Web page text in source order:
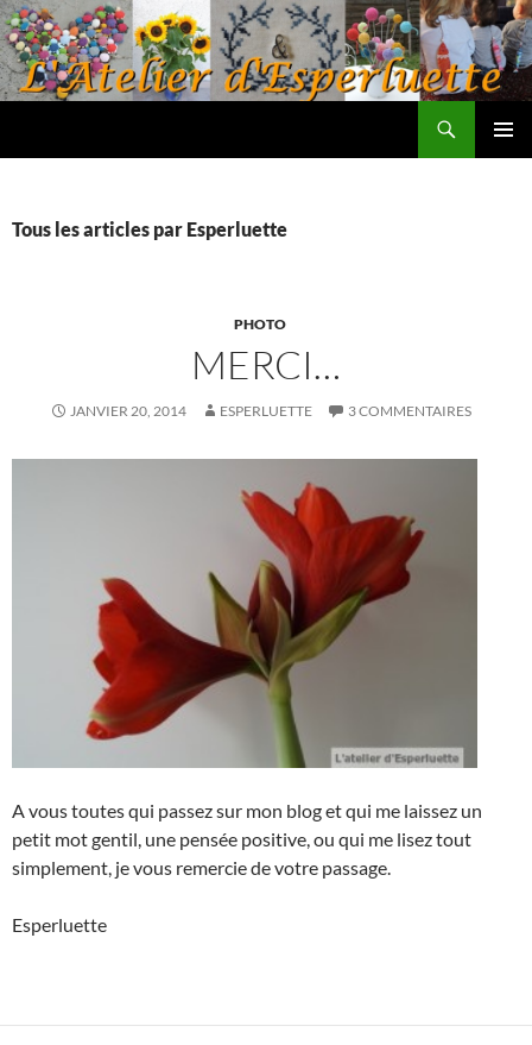
Aller
au
contenu
Tous les articles par Esperluette
PHOTO
MERCI…
JANVIER 20, 2014 ESPERLUETTE 3 COMMENTAIRES
A vous toutes qui passez sur mon blog et qui me laissez un
petit mot gentil, une pensée positive, ou qui me lisez tout
simplement, je vous remercie de votre passage.
Esperluette